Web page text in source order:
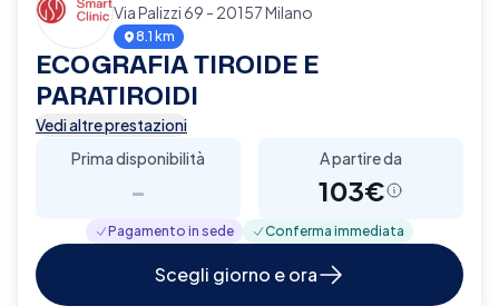
Via Palizzi 69 - 20157 Milano
8.1 km
ECOGRAFIA TIROIDE E
PARATIROIDI
Vedi altre prestazioni
Prima disponibilità
-
A partire da
103€
Pagamento in sede Conferma immediata
Scegli giorno e ora